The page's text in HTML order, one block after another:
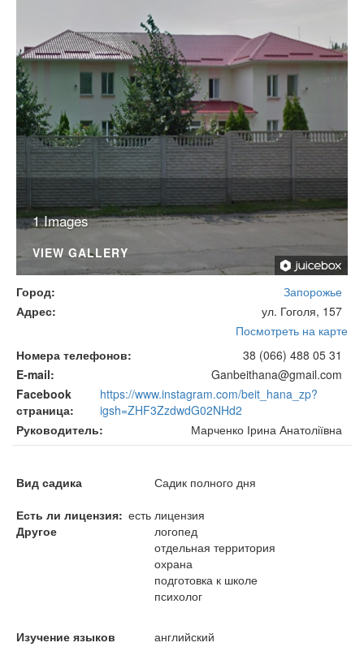
1 Images
VIEW GALLERY
Город
Запорожье
Адрес
ул. Гоголя, 157
Посмотреть на карте
Номера телефонов
38 (066) 488 05 31
E-mail
Ganbeithana@gmail.com
Facebook
страница
https://www.instagram.com/beit_hana_zp?
igsh=ZHF3ZzdwdG02NHd2
Руководитель
Марченко Ірина Анатоліївна
Вид садика
Садик полного дня
Есть ли лицензия есть лицензия
Другое
логопед
отдельная территория
охрана
подготовка к школе
психолог
Изучение языков
английский